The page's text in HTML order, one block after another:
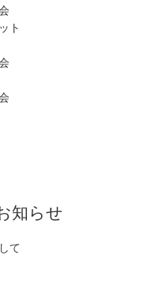
ト
知らせ
て